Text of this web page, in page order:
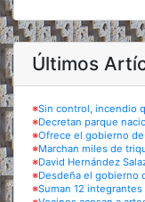
Últimos
※Sin control, incendio
※Decretan parque
※Ofrece el gobierno
※Marchan miles de
※David Hernández
※Desdeña el gobierno
※Suman 12